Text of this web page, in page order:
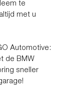
te
met u
Automotive:
de BMW
sneller